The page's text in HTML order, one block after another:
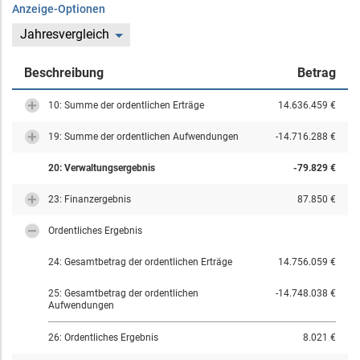
Anzeige-Optionen
Jahresvergleich
Beschreibung Betrag
10: Summe der ordentlichen Erträge 14.636.459 €
19: Summe der ordentlichen Aufwendungen -14.716.288 €
20: Verwaltungsergebnis -79.829 €
23: Finanzergebnis 87.850 €
Ordentliches Ergebnis
24: Gesamtbetrag der ordentlichen Erträge 14.756.059 €
25: Gesamtbetrag der ordentlichen
Aufwendungen
-14.748.038 €
26: Ordentliches Ergebnis 8.021 €